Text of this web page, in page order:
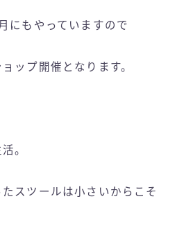
にもやっていますので
ップ開催となります。
。
スツールは小さいからこそ